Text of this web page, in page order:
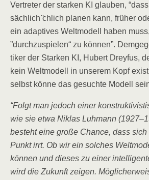
Ver­tre­ter der star­ken KI glau­ben,
säch­lich ̈chlich pla­nen kann, frü­her
ein adap­ti­ves Welt­mo­dell haben
”durch­zu­spie­len“ zu kön­nen”.
ti­ker der Star­ken KI, Hubert Drey­fus,
kein Welt­mo­dell in unse­rem Kopf
selbst kön­ne das gesuch­te Modell
“Folgt man jedoch einer
wie sie etwa Niklas Luh­mann
besteht eine gro­ße Chan­ce, dass
Punkt irrt. Ob wir ein sol­ches
kön­nen und die­ses zu einer
wird die Zukunft zei­gen.